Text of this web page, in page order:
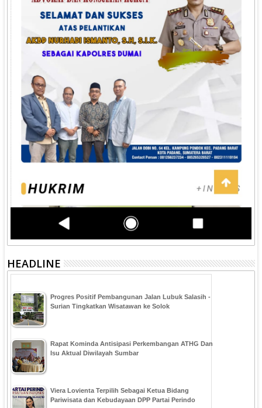
HEADLINE
Progres Positif Pembangunan Jalan Lubuk Salasih -
Surian Tingkatkan Wisatawan ke Solok
Rapat Kominda Antisipasi Perkembangan ATHG Dan
Isu Aktual Diwilayah Sumbar
Viera Lovienta Terpilih Sebagai Ketua Bidang
Pariwisata dan Kebudayaan DPP Partai Perindo